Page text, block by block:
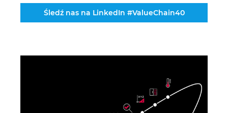
Śledź nas na LinkedIn #ValueChain40
Portugalia